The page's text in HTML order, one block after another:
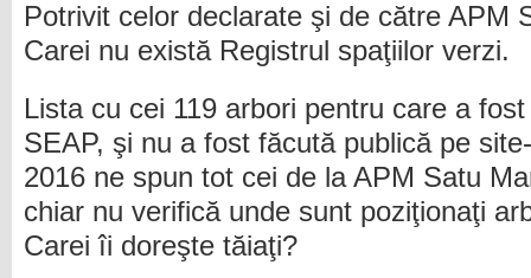
Potrivit celor declarate şi de către APM
Carei nu există Registrul spaţiilor verzi.
Lista cu cei 119 arbori pentru care a
SEAP, şi nu a fost făcută publică pe
2016 ne spun tot cei de la APM Satu
chiar nu verifică unde sunt poziţionaţi
Carei îi doreşte tăiaţi?